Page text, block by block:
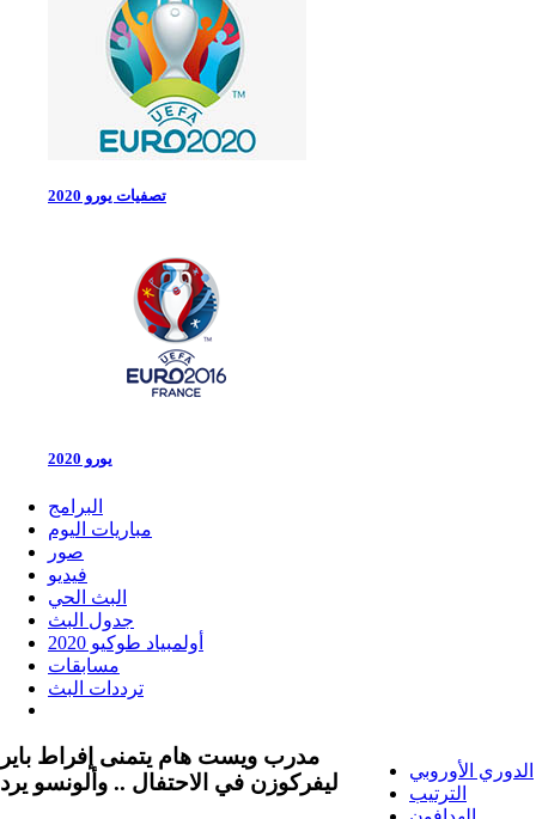
تصفيات يورو 2020
يورو 2020
البرامج
مباريات اليوم
صور
فيديو
البث الحي
جدول البث
أولمبياد طوكيو 2020
مسابقات
ترددات البث
الدوري الأوروبي
الترتيب
مدرب ويست هام يتمنى إفراط باير
ليفركوزن في الاحتفال .. وألونسو يرد